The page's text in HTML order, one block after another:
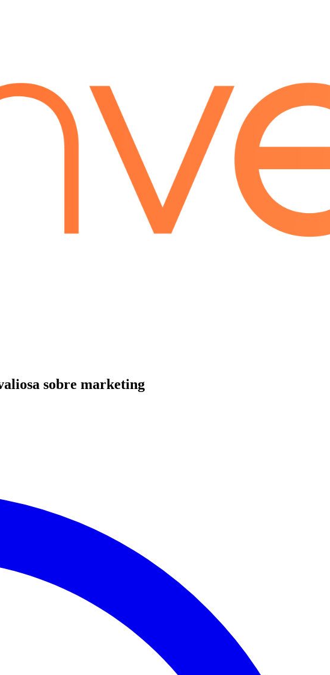
sobre marketing